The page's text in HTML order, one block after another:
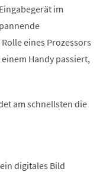
im
eines Prozessors
Handy passiert,
am schnellsten die
digitales Bild